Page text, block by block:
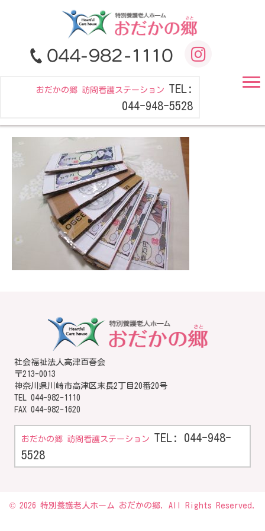
おだかの郷 訪問看護ステーション TEL:
044-948-5528
社会福祉法人高津百春会
〒213-0013
神奈川県川崎市高津区末長2丁目20番20号
TEL 044-982-1110
FAX 044-982-1620
おだかの郷 訪問看護ステーション TEL: 044-948-
5528
© 2026 特別養護老人ホーム おだかの郷. All Rights Reserved.